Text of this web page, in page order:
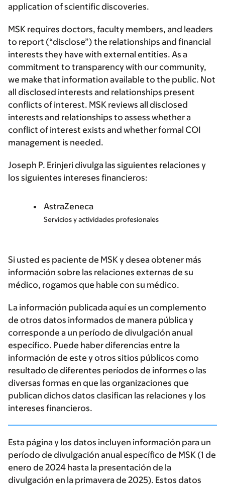
application of scientific discoveries.
MSK requires doctors, faculty members, and leaders
to report (“disclose”) the relationships and financial
interests they have with external entities. As a
commitment to transparency with our community,
we make that information available to the public. Not
all disclosed interests and relationships present
conflicts of interest. MSK reviews all disclosed
interests and relationships to assess whether a
conflict of interest exists and whether formal COI
management is needed.
Joseph P. Erinjeri divulga las siguientes relaciones y
los siguientes intereses financieros:
AstraZeneca
Servicios y actividades profesionales
Si usted es paciente de MSK y desea obtener más
información sobre las relaciones externas de su
médico, rogamos que hable con su médico.
La información publicada aquí es un complemento
de otros datos informados de manera pública y
corresponde a un período de divulgación anual
específico. Puede haber diferencias entre la
información de este y otros sitios públicos como
resultado de diferentes períodos de informes o las
diversas formas en que las organizaciones que
publican dichos datos clasifican las relaciones y los
intereses financieros.
Esta página y los datos incluyen información para un
período de divulgación anual específico de MSK (1 de
enero de 2024 hasta la presentación de la
divulgación en la primavera de 2025). Estos datos